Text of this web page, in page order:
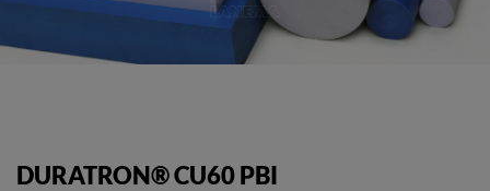
DURATRON® CU60 PBI